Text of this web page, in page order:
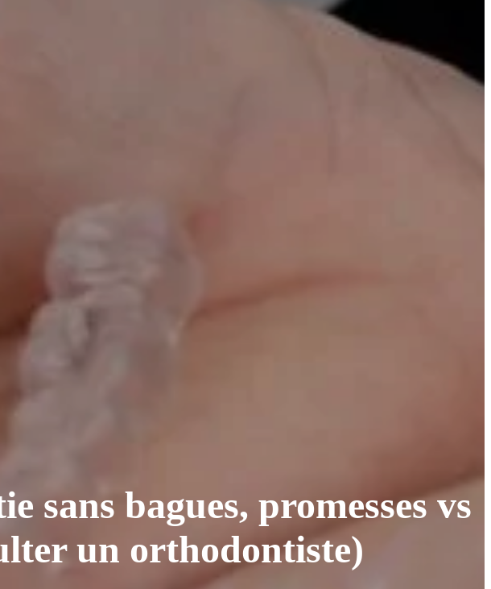
bagues, promesses vs
un orthodontiste)